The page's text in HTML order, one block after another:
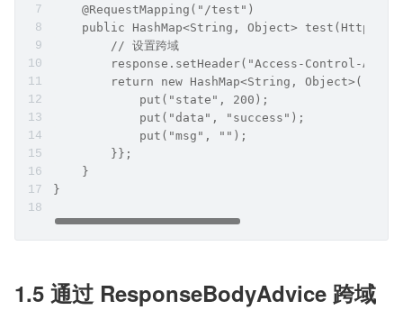
    @RequestMapping("/test")
public HashMap<String, Object>
        // 设置跨域
response.setHeader("Access-Control-
        return new HashMap<String, Object>() {{
            put("state", 200);
            put("data", "success");
            put("msg", "");
        }};
    }
}
1.5 通过 ResponseBodyAdvice 跨域